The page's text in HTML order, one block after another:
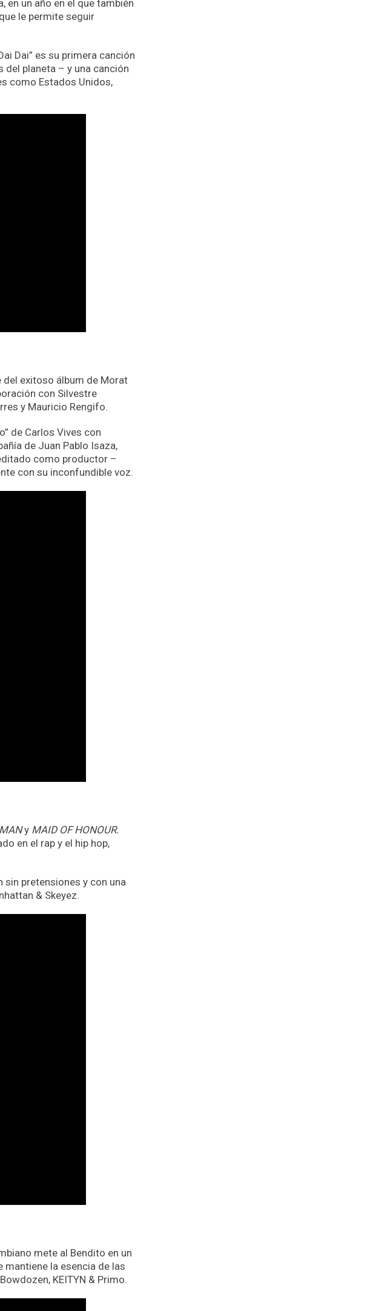
en un año en el que también
le permite seguir
Dai” es su primera canción
planeta – y una canción
como Estados Unidos,
del exitoso álbum de Morat
con Silvestre
y Mauricio Rengifo.
de Carlos Vives con
de Juan Pablo Isaza,
como productor –
con su inconfundible voz.
y MAID OF HONOUR.
en el rap y el hip hop,
sin pretensiones y con una
& Skeyez.
mete al Bendito en un
mantiene la esencia de las
KEITYN & Primo.